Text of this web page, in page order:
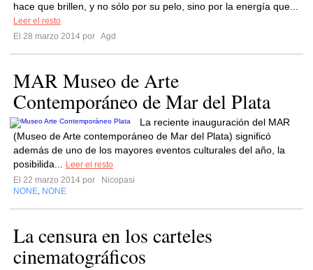
hace que brillen, y no sólo por su pelo, sino por la energía que...
Leer el resto
El 28 marzo 2014 por Agd
MAR Museo de Arte
Contemporáneo de Mar del Plata
La reciente inauguración del MAR
(Museo de Arte contemporáneo de Mar del Plata) significó
además de uno de los mayores eventos culturales del año, la
posibilida...
Leer el resto
El 22 marzo 2014 por
Nicopasi
NONE NONE
La censura en los carteles
cinematográficos